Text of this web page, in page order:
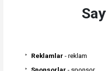
Reklamlar - reklam
Sponsorlar - sponsor